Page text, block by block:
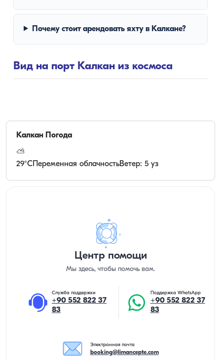
Почему стоит арендовать яхту в Калкане?
Вид на порт Калкан из космоса
Калкан Погода
⛅
29°C Переменная облачностьВетер: 5 уз
Центр помощи
Мы здесь, чтобы помочь вам.
Служба поддержки
+90 552 822 37
83
Поддержка WhatsApp
+90 552 822 37
83
Электронная почта
booking@limancepte.com